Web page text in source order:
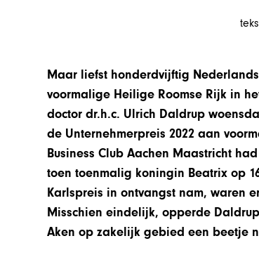
Maar liefst honderdvijftig
voormalige Heilige Roomse Rijk in
doctor dr.h.c. Ulrich Daldrup
de Unternehmerpreis 2022 aan
Business Club Aachen Maastricht
toen toenmalig koningin Beatrix op
Karlspreis in ontvangst nam, waren
Misschien eindelijk, opperde
Aken op zakelijk gebied een beetje